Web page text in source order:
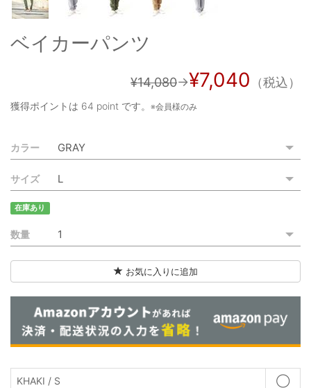
OUTERS : アウター
OUTLET : アウトレット
LADIES : レディース
ご利用規約
ベイカーパンツ
¥14,080→¥7,040 （税込）
獲得ポイントは 64 point です。 ※会員様のみ
カラー
サイズ
在庫あり
数量
お気に入りに追加
KHAKI / S ◯